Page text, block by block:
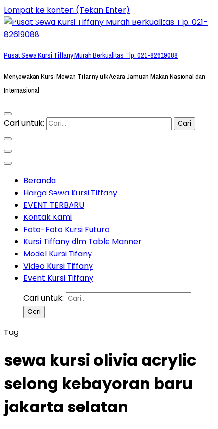
Lompat ke konten (Tekan Enter)
Pusat Sewa Kursi Tiffany Murah Berkualitas Tlp. 021-82619088
Menyewakan Kursi Mewah Tifanny utk Acara Jamuan Makan Nasional dan
Internasional
Cari untuk:
Beranda
Harga Sewa Kursi Tiffany
EVENT TERBARU
Kontak Kami
Foto-Foto Kursi Futura
Kursi Tiffany dlm Table Manner
Model Kursi Tifany
Video Kursi Tiffany
Event Kursi Tiffany
Cari untuk:
Tag
sewa kursi olivia acrylic
selong kebayoran baru
jakarta selatan